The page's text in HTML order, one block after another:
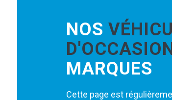
NOS
MARQUES
Cette page est